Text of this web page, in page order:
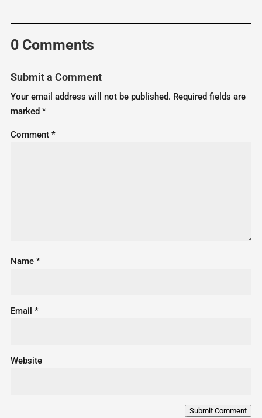
0 Comments
Submit a Comment
Your email address will not be published. Required fields are
marked *
Comment *
Name *
Email *
Website
Submit Comment